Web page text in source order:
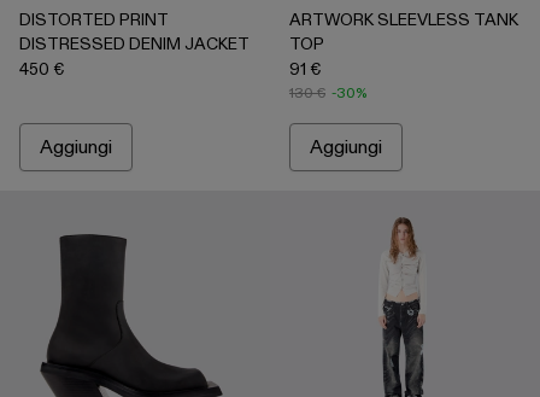
DISTORTED PRINT
DISTRESSED DENIM JACKET
450 €
Aggiungi
ARTWORK SLEEVLESS TANK
TOP
91 €
130 € -30%
Aggiungi